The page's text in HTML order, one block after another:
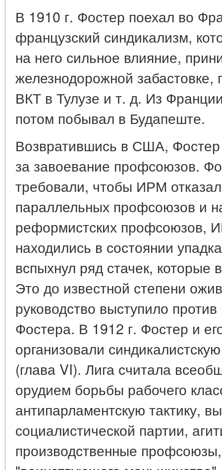
В 1910 г. Фостер поехал во
французский синдикализм,
на него сильное влияние,
железнодорожной забастовке,
ВКТ в Тулузе и т. д. Из
потом побывал в Будапеште.
Возвратившись в США,
за завоевание профсоюзов.
требовали, чтобы ИРМ
параллельных профсоюзов и
реформистских профсоюзов,
находились в состоянии
вспыхнул ряд стачек,
Это до известной степени
руководство выступило
Фостера. В 1912 г. Фостер и
организовали
(глава VI). Лига считала
орудием борьбы рабочего
антипарламентскую тактику,
социалистической партии,
производственные профсоюзы,